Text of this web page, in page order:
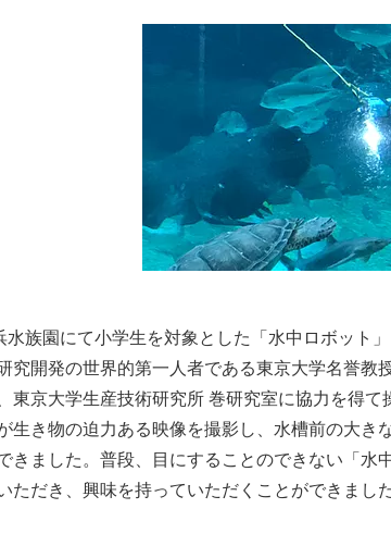
族園にて小学生を対象とした「水中ロボット
究開発の世界的第一人者である東京大学名誉
東京大学生産技術研究所 巻研究室に協力を得
生き物の迫力ある映像を撮影し、水槽前の大
きました。普段、目にすることのできない「
ただき、興味を持っていただくことができました